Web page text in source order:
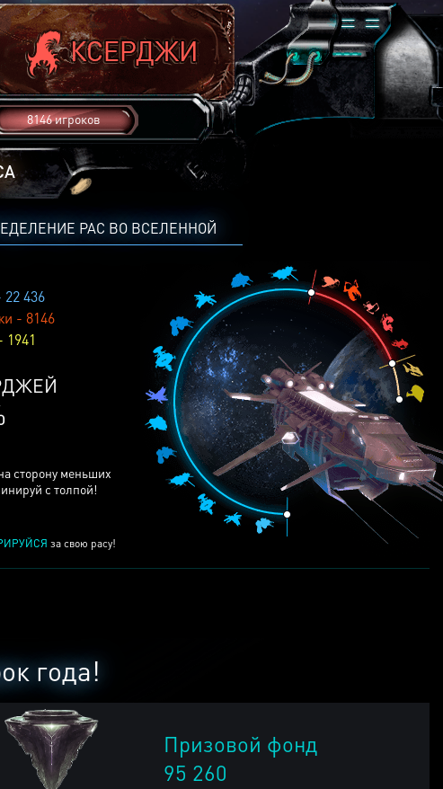
8146 игроков
РАС ВО ВСЕЛЕННОЙ
436
- 8146
1941
сторону меньших
с толпой!
за свою расу!
года!
Призовой фонд
95 260